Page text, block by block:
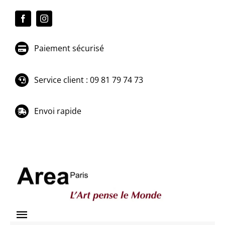
Paiement sécurisé
Service client : 09 81 79 74 73
Envoi rapide